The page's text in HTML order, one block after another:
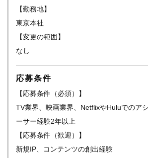
【勤務地】
東京本社
【変更の範囲】
なし
応募条件
【応募条件（必須）】
TV業界、映画業界、NetflixやHuluでのア
ーサー経験2年以上
【応募条件（歓迎）】
新規IP、コンテンツの創出経験